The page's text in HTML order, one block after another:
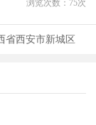
浏览次数： 75次
省西安市新城区